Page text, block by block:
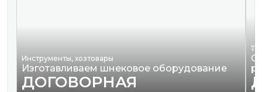
Инструменты, хозтовары
Изготавливаем шнековое оборудование
ДОГОВОРНАЯ